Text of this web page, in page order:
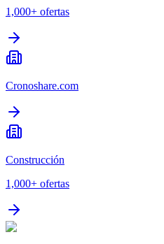
1,000+ ofertas
Cronoshare.com
Construcción
1,000+ ofertas